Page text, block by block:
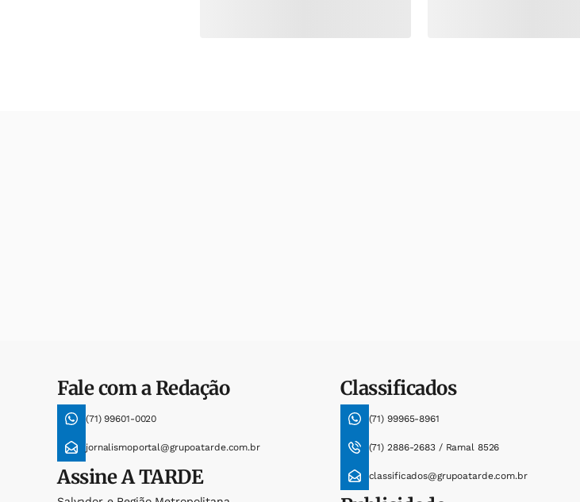
Fale com a Redação
(71) 99601-0020
jornalismoportal@grupoatarde.com.br
AssineA TARDE
Classificados
(71) 99965-8961
(71) 2886-2683 / Ramal 8526
classificados@grupoatarde.com.br